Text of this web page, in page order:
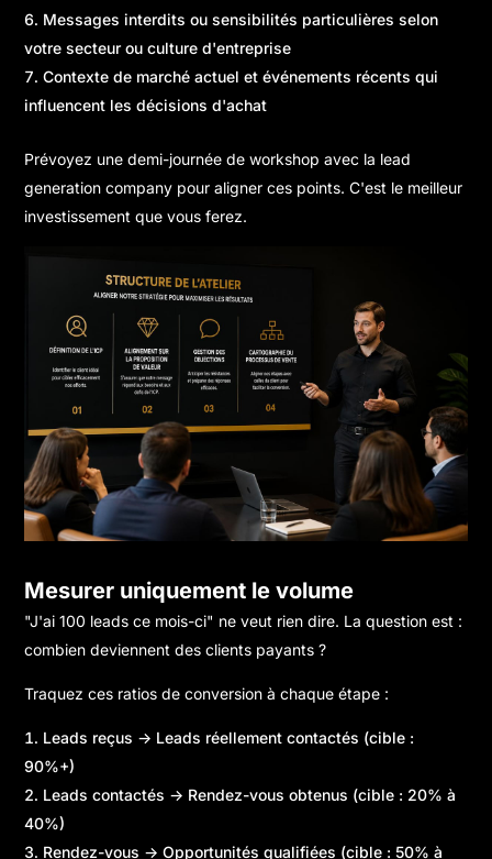
Messages interdits ou sensibilités particulières selon
votre secteur ou culture d'entreprise
Contexte de marché actuel et événements récents qui
influencent les décisions d'achat
Prévoyez une demi-journée de workshop avec la lead
generation company pour aligner ces points. C'est le meilleur
investissement que vous ferez.
Mesurer uniquement le volume
"J'ai 100 leads ce mois-ci" ne veut rien dire. La question est :
combien deviennent des clients payants ?
Traquez ces ratios de conversion à chaque étape :
Leads reçus → Leads réellement contactés (cible :
90%+)
Leads contactés → Rendez-vous obtenus (cible : 20% à
40%)
Rendez-vous → Opportunités qualifiées (cible : 50% à